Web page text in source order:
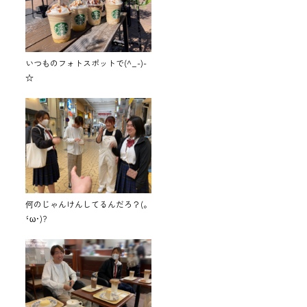
いつものフォトスポットで(^_-)-
☆
何のじゃんけんしてるんだろ？(。
´･ω･)?